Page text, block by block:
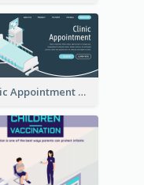
Clinic Appointment Landing Page With Isometric Diagram